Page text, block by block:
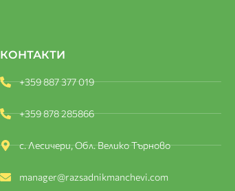
КОНТАКТИ
+359 887 377 019
+359 878 285866
с. Лесичери, Обл. Велико Търново
manager@razsadnikmanchevi.com